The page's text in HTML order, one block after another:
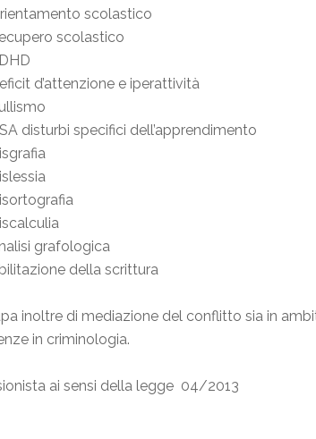
scolastico
scolastico
d’attenzione e iperattività
disturbi specifici dell’apprendimento
grafologica
della scrittura
inoltre di mediazione del conflitto sia in
in criminologia.
ai sensi della legge 04/2013